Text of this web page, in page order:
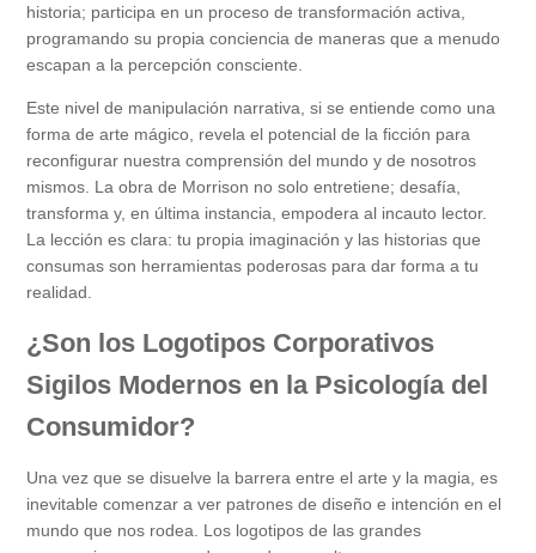
historia; participa en un proceso de transformación activa,
programando su propia conciencia de maneras que a menudo
escapan a la percepción consciente.
Este nivel de manipulación narrativa, si se entiende como una
forma de arte mágico, revela el potencial de la ficción para
reconfigurar nuestra comprensión del mundo y de nosotros
mismos. La obra de Morrison no solo entretiene; desafía,
transforma y, en última instancia, empodera al incauto lector.
La lección es clara: tu propia imaginación y las historias que
consumas son herramientas poderosas para dar forma a tu
realidad.
¿Son los Logotipos Corporativos
Sigilos Modernos en la Psicología del
Consumidor?
Una vez que se disuelve la barrera entre el arte y la magia, es
inevitable comenzar a ver patrones de diseño e intención en el
mundo que nos rodea. Los logotipos de las grandes